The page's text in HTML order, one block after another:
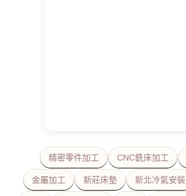
精密零件加工 CNC銑床加工
金屬加工 新莊床墊 新北冷氣安裝